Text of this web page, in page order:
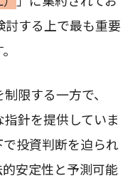
討する上で最も重要
限する一方で、
指針を提供していま
投資判断を迫られ
安定性と予測可能